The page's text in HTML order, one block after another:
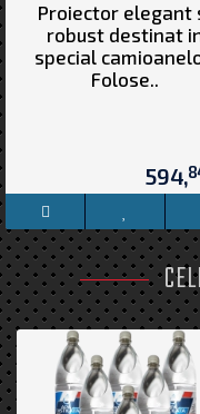
Proiector elegant
robust destinat
special
Folose..
594,